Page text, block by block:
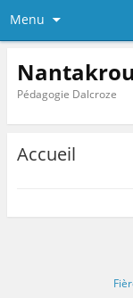
Menu
Pédagogie Dalcroze
Accueil